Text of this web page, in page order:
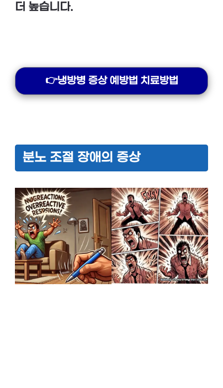
더 높습니다.
👉냉방병 증상 예방법 치료방법
분노 조절 장애의 증상